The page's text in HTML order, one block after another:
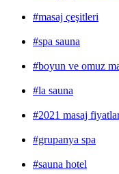
#masaj çeşitleri
#spa sauna
#boyun ve omuz
#la sauna
#2021 masaj
#grupanya spa
#sauna hotel